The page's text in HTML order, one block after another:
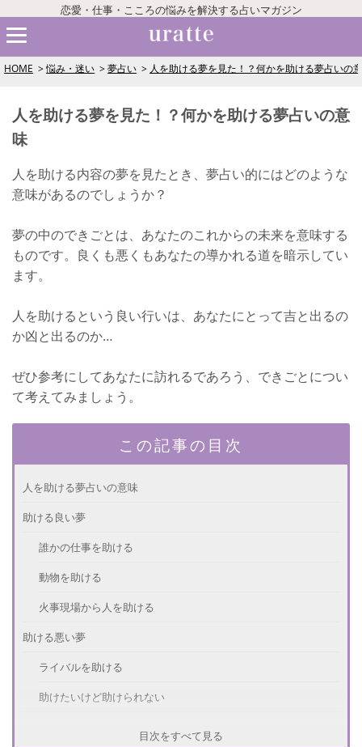
恋愛・仕事・こころの悩みを解決する占いマガジン
HOME 悩み・迷い 夢占い 人を助ける夢を見た！？何かを助ける夢占いの
人を助ける夢を見た！？何かを助ける夢占いの意
味
人を助ける内容の夢を見たとき、夢占い的にはどのような
意味があるのでしょうか？
夢の中のできごとは、あなたのこれからの未来を意味する
ものです。良くも悪くもあなたの導かれる道を暗示してい
ます。
人を助けるという良い行いは、あなたにとって吉と出るの
か凶と出るのか…
ぜひ参考にしてあなたに訪れるであろう、できごとについ
て考えてみましょう。
この記事の目次
人を助ける夢占いの意味
助ける良い夢
誰かの仕事を助ける
動物を助ける
火事現場から人を助ける
助ける悪い夢
ライバルを助ける
助けたいけど助けられない
目次をすべて見る